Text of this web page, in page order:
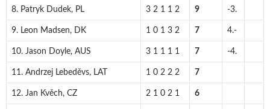
8. Patryk Dudek, PL 3 2 1 1 2 9 -3.
9. Leon Madsen, DK 1 0 1 3 2 7 4.-
10. Jason Doyle, AUS 3 1 1 1 1 7 -4.
11. Andrzej Lebeděvs, LAT 1 0 2 2 2 7
12. Jan Kvěch, CZ 2 1 0 2 1 6